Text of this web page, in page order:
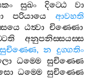
සුඛං දිට‍්ඨෙ
වා
පරියායෙ
ආවහති
ඨත්‍වා චිණ‍්ණො
අනුපනිස‍්සයස‍්ස
සුචිණ‍්ණෙ,න දුග‍්ගතිං
ධම‍්මෙ සුචිණ‍්ණෙ
ධම‍්මෙ සුචිණ‍්ණෙ